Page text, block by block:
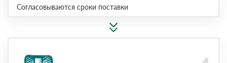
Согласовываются сроки поставки